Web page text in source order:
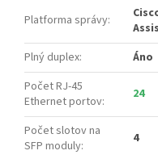
Platforma správy:
Plný duplex:
Áno
Počet RJ-45
Ethernet portov: 24
Počet slotov na
SFP moduly: 4